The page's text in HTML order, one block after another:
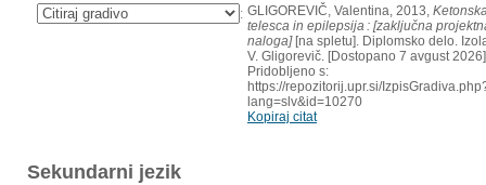
: GLIGOREVIČ, Valentina, 2013,
telesca in epilepsija : [zaključna
naloga][na spletu]. Diplomsko delo.
V. Gligorevič. [Dostopano 7 avgust
Pridobljeno s:
https://repozitorij.upr.si/
lang=slv&id=10270
Kopiraj citat
Sekundarni jezik